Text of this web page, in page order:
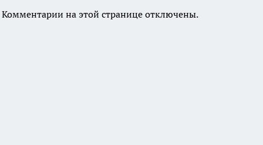
Комментарии на этой странице отключены.